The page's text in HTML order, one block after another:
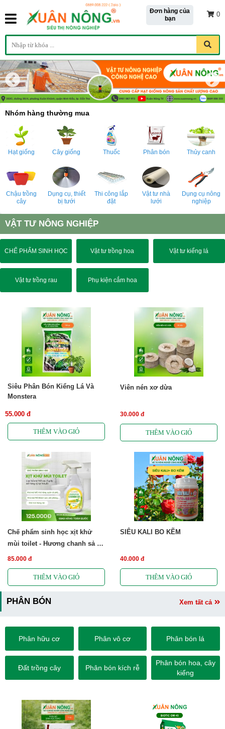
Đơn hàng của
bạn
0
Nhóm hàng thường mua
Hạt giống Cây giống Thuốc Phân bón Thủy canh
Chậu trồng
cây
Dụng cụ, thiết
bị tưới
Thi công lắp
đặt
Vật tư nhà
lưới
Dụng cụ nông
nghiệp
VẬT TƯ NÔNG NGHIỆP
CHẾ PHẨM SINH HỌC Vật tư trồng hoa Vật tư kiểng lá
Vật tư trồng rau Phụ kiện cắm hoa
Siêu Phân Bón Kiểng Lá Và
Monstera
55.000 đ
Viên nén xơ dừa
30.000 đ
Chế phẩm sinh học xịt khử
mùi toilet - Hương chanh sả -
Free ship
85.000 đ
SIÊU KALI BO KẼM
40.000 đ
PHÂN BÓN
Phân hữu cơ Phân vô cơ Phân bón lá
Đất trồng cây Phân bón kích rễ
Phân bón hoa, cây
kiểng
Xem tất cả